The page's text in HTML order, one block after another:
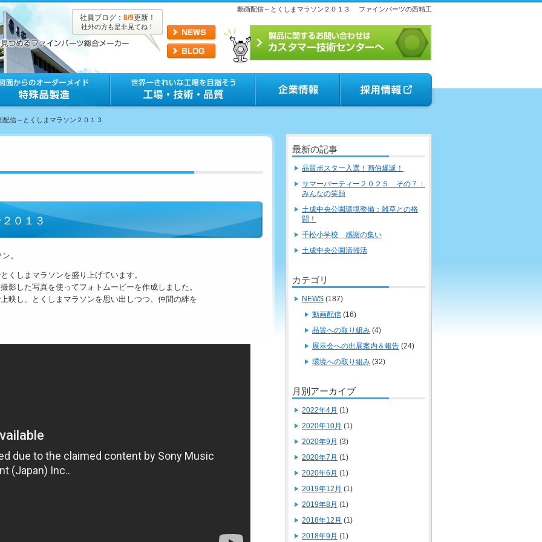
動画配信～とくしまマラソン２０１３ ファインパーツの西精工
社員ブログ： 8/9更新！
社外の方も是非見てね！
配信～とくしまマラソン２０１３
０１３
。
しまマラソンを盛り上げています。
した写真を使ってフォトムービーを作成しました。
し、とくしまマラソンを思い出しつつ、仲間の絆を
最新の記事
品質ポスター入選！画伯爆誕！
サマーパーティー２０２５ その７：
みんなの笑顔
土成中央公園環境整備：雑草との格
闘！
千松小学校 感謝の集い
土成中央公園清掃活
カテゴリ
NEWS (187)
動画配信 (16)
品質への取り組み (4)
展示会への出展案内＆報告 (24)
環境への取り組み (32)
月別アーカイブ
2022年4月 (1)
2020年10月 (1)
2020年9月 (3)
2020年7月 (1)
2020年6月 (1)
2019年12月 (1)
2019年8月 (1)
2018年12月 (1)
2018年9月 (1)